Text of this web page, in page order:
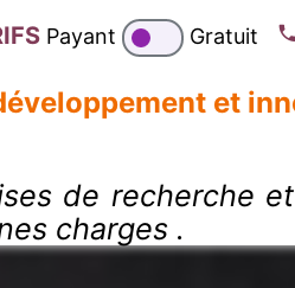
Payant Gratuit
et
de recherche
charges .